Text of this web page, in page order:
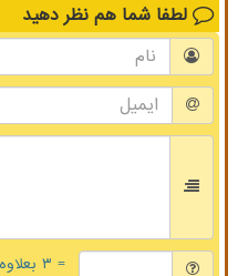
لطفا شما هم نظر دهید
= ۳ بعلاوه ۳